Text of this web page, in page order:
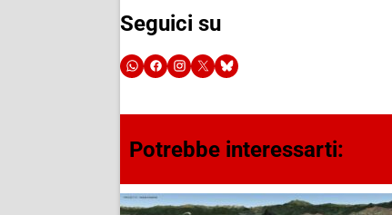
Seguici su
Potrebbe interessarti: